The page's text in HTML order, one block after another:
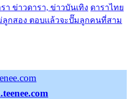
า ข่าวดารา, ข่าวบันเทิง ดาราไทย
กสอง ตอบเเล้วจะปั๊มลูกคนที่สาม